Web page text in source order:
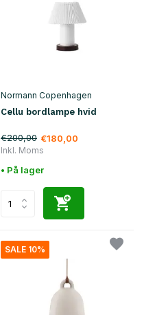
Normann Copenhagen
Cellu bordlampe hvid
€200,00 €180,00
Inkl. Moms
• På lager
SALE 10%